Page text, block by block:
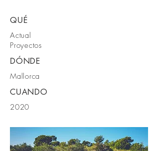
QUÉ
Actual
Proyectos
DÓNDE
Mallorca
CUANDO
2020